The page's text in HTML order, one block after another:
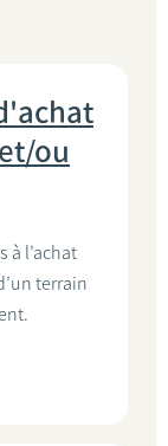
ou
à l’achat
terrain